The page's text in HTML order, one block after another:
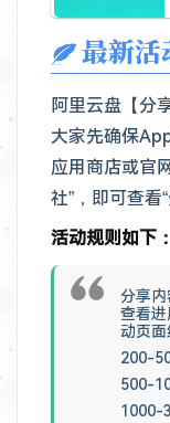
最新活
阿里云盘【分
大家先确保
应用商店或官
社”，即可查看
活动规则如下：
分享
查看
动页面
200-
500-